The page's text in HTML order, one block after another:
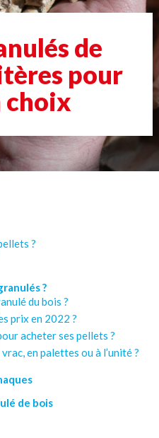
de
pour
choix
?
?
du bois ?
prix en 2022 ?
acheter ses pellets ?
en palettes ou à l’unité ?
de bois